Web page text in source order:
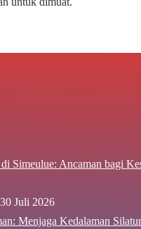
Simeulue: Ancaman bagi
30 Juli 2026
Menjaga Kedalaman